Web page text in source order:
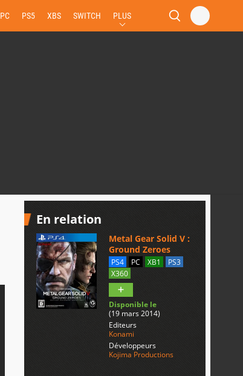
PC PS5 XBS SWITCH PLUS
En relation
Metal Gear Solid V :
Ground Zeroes
PS4 PC XB1
PS3
X360
Disponible le
(19 mars 2014)
Editeurs
Konami
Développeurs
Kojima Productions